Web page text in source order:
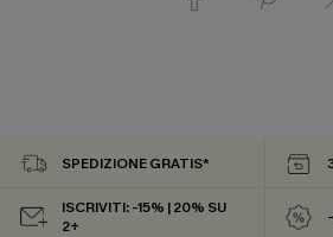
SPEDIZIONE GRATIS*
ISCRIVITI: -15% | 20% SU
2+